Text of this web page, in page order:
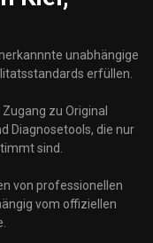
unabhängige
erfüllen.
zu Original
Diagnosetools, die nur
sind.
von professionellen
vom offiziellen